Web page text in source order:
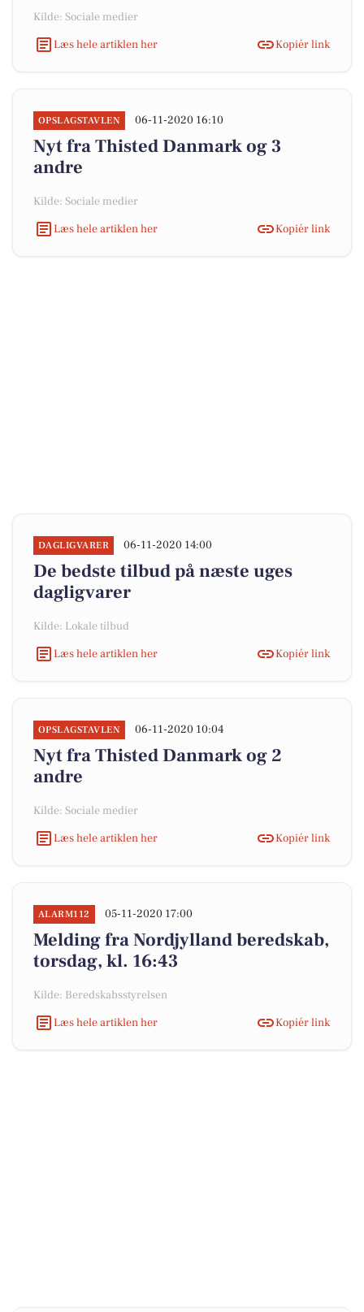
Kilde: Sociale medier
Læs hele artiklen her
Kopiér link
OPSLAGSTAVLEN 06-11-2020 16:10
Nyt fra Thisted Danmark og 3
andre
Kilde: Sociale medier
Læs hele artiklen her
Kopiér link
DAGLIGVARER 06-11-2020 14:00
De bedste tilbud på næste uges
dagligvarer
Kilde: Lokale tilbud
Læs hele artiklen her
Kopiér link
OPSLAGSTAVLEN 06-11-2020 10:04
Nyt fra Thisted Danmark og 2
andre
Kilde: Sociale medier
Læs hele artiklen her
Kopiér link
ALARM112 05-11-2020 17:00
Melding fra Nordjylland beredskab,
torsdag, kl. 16:43
Kilde: Beredskabsstyrelsen
Læs hele artiklen her
Kopiér link